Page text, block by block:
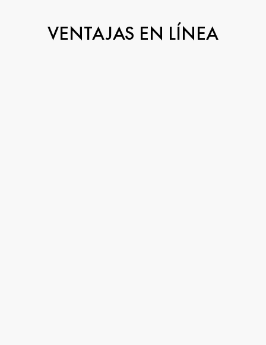
VENTAJAS EN LÍNEA